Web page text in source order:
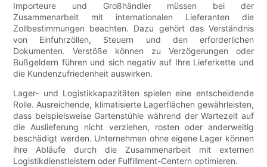
Importeure und Großhändler müssen bei der
Zusammenarbeit mit internationalen Lieferanten die
Zollbestimmungen beachten. Dazu gehört das Verständnis
von Einfuhrzöllen, Steuern und den erforderlichen
Dokumenten. Verstöße können zu Verzögerungen oder
Bußgeldern führen und sich negativ auf Ihre Lieferkette und
die Kundenzufriedenheit auswirken.
Lager- und Logistikkapazitäten spielen eine entscheidende
Rolle. Ausreichende, klimatisierte Lagerflächen gewährleisten,
dass beispielsweise Gartenstühle während der Wartezeit auf
die Auslieferung nicht verziehen, rosten oder anderweitig
beschädigt werden. Unternehmen ohne eigene Lager können
ihre Abläufe durch die Zusammenarbeit mit externen
Logistikdienstleistern oder Fulfillment-Centern optimieren.